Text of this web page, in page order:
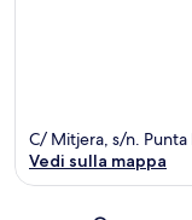
C/ Mitjera, s/n. Punta
Vedi sulla mappa